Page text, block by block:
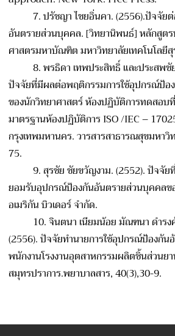
7.ปรัชญา ไชยอิ่นคา. (2556).ปัจจัย
อันตรายส่วนบุคคล. [วิทยานิพนธ์] หลักสูต
ศาสตรมหาบัณฑิต มหาวิทยาลัยเทคโนโลยีสุ
8.พรธิดา เทพประสิทธิ์ และประสพ
ปัจจัยที่มีผลต่อพฤติกรรมการใช้อุปกรณ์ป้อ
ของนักวิทยาศาสตร์ ห้องปฏิบัติการทดสอบ
มาตรฐานห้องปฏิบัติการ ISO /IEC –
กรุงเทพมหานคร. วารสารสาธารณสุขมหา
75.
9.สุรชัย ชัยขวัญงาม. (2552). ปัจจั
ยอมรับอุปกรณ์ป้องกันอันตรายส่วนบุคคลข
อเมริกัน บิวเดอร์ จำกัด.
10.จินตนา เนียมน้อย มัณฑนา ดำรง
(2556). ปัจจัยทำนายการใช้อุปกรณ์ป้องกั
พนักงานโรงงานอุตสาหกรรมผลิตชิ้นส่วนย
สมุทรปราการ.พยาบาลสาร, 40(3),30-9.